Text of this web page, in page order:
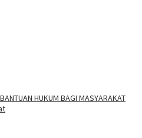
HUKUM BAGI MASYARAKAT